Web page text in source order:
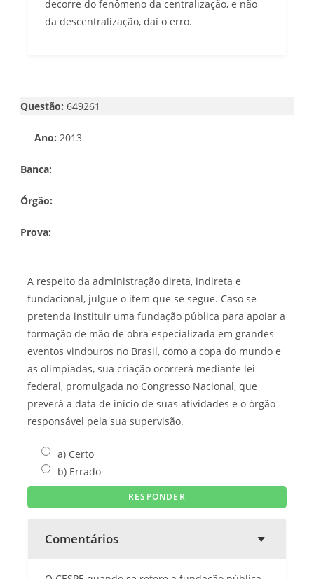
decorre do fenômeno da centralização, e não
da descentralização, daí o erro.
Questão: 649261
Ano: 2013
Banca:
Órgão:
Prova:
A respeito da administração direta, indireta e
fundacional, julgue o item que se segue. Caso se
pretenda instituir uma fundação pública para apoiar a
formação de mão de obra especializada em grandes
eventos vindouros no Brasil, como a copa do mundo e
as olimpíadas, sua criação ocorrerá mediante lei
federal, promulgada no Congresso Nacional, que
preverá a data de início de suas atividades e o órgão
responsável pela sua supervisão.
a) Certo
b) Errado
Comentários